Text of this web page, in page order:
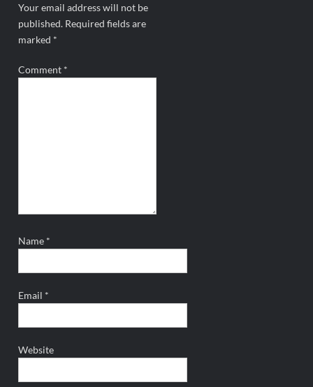
Your email address will not be
published. Required fields are
marked *
Comment *
Name *
Email *
Website